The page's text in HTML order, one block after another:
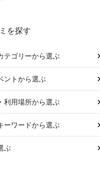
を探す
テゴリーから選ぶ
ントから選ぶ
利用場所から選ぶ
ーワードから選ぶ
ぶ